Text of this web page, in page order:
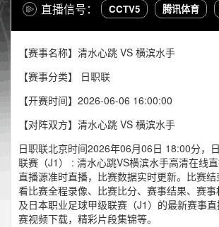
直播信号： CCTV5 腾讯体育
【赛事名称】清水心跳 VS 横滨水手
【赛事分类】 日职联
【开赛时间】2026-06-06 16:00:00
【对阵双方】清水心跳 VS 横滨水手
日职联北京时间2026年06月06日 18:00分，
联赛（J1） : 清水心跳VS横滨水手高清在线
直播源准时直播，比赛数据实时更新。比赛
看比赛全程录像、比赛比分、赛事结果、赛
及日本职业足球甲级联赛（J1）的最新赛事
赛视频下载，精彩片段集锦等。